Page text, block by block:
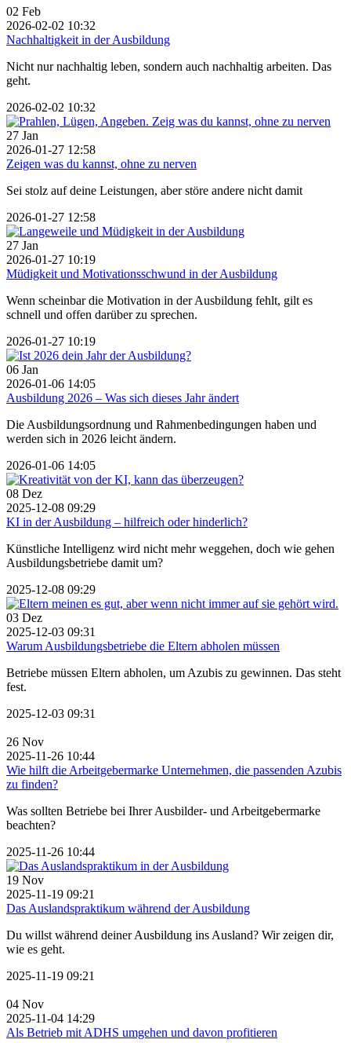
02 Feb
2026-02-02 10:32
Nachhaltigkeit in der Ausbildung
Nicht nur nachhaltig leben, sondern auch nachhaltig arbeiten. Das
geht.
2026-02-02 10:32
27 Jan
2026-01-27 12:58
Zeigen was du kannst, ohne zu nerven
Sei stolz auf deine Leistungen, aber störe andere nicht damit
2026-01-27 12:58
27 Jan
2026-01-27 10:19
Müdigkeit und Motivationsschwund in der Ausbildung
Wenn scheinbar die Motivation in der Ausbildung fehlt, gilt es
schnell und offen darüber zu sprechen.
2026-01-27 10:19
06 Jan
2026-01-06 14:05
Ausbildung 2026 – Was sich dieses Jahr ändert
Die Ausbildungsordnung und Rahmenbedingungen haben und
werden sich in 2026 leicht ändern.
2026-01-06 14:05
08 Dez
2025-12-08 09:29
KI in der Ausbildung – hilfreich oder hinderlich?
Künstliche Intelligenz wird nicht mehr weggehen, doch wie gehen
Ausbildungsbetriebe damit um?
2025-12-08 09:29
03 Dez
2025-12-03 09:31
Warum Ausbildungsbetriebe die Eltern abholen müssen
Betriebe müssen Eltern abholen, um Azubis zu gewinnen. Das steht
fest.
2025-12-03 09:31
26 Nov
2025-11-26 10:44
Wie hilft die Arbeitgebermarke Unternehmen, die passenden Azubis
zu finden?
Was sollten Betriebe bei Ihrer Ausbilder- und Arbeitgebermarke
beachten?
2025-11-26 10:44
19 Nov
2025-11-19 09:21
Das Auslandspraktikum während der Ausbildung
Du willst während deiner Ausbildung ins Ausland? Wir zeigen dir,
wie es geht.
2025-11-19 09:21
04 Nov
2025-11-04 14:29
Als Betrieb mit ADHS umgehen und davon profitieren